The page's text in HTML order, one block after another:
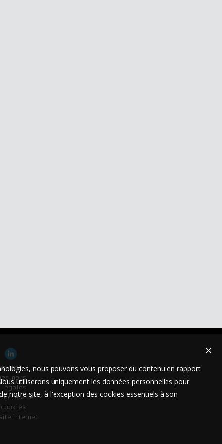
nous
légales
cookies
internet
✕
nous pouvons vous proposer du contenu en rapport
utiliserons uniquement les données personnelles pour
notre site, à l'exception des cookies essentiels à son